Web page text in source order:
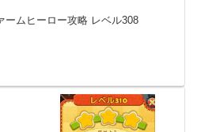
ームヒーロー攻略 レベル308